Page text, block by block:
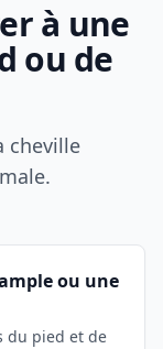
à une
ou de
cheville
ou une
du pied et de